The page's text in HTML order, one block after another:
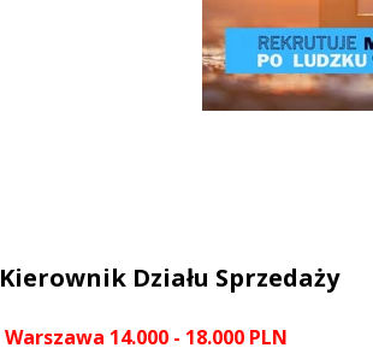
Warszawa 14.000 - 18.000 PLN
Kierownik Działu Sprzedaży